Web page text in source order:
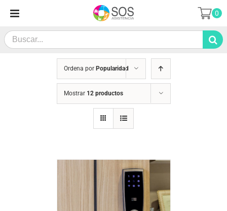
contenido
Search
for:
0
Ordena por Popularidad
Mostrar 12 productos